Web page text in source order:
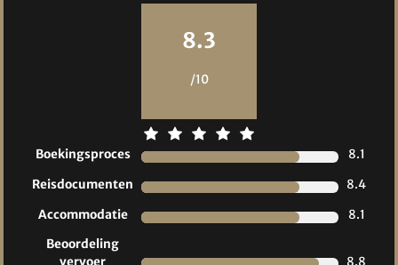
8.3
/10
Boekingsproces
8.1
Reisdocumenten
8.4
Accommodatie
8.1
Beoordeling
vervoer
8.8